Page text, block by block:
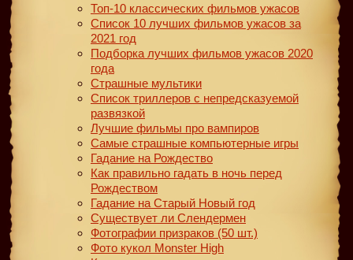
Топ-10 классических фильмов ужасов
Список 10 лучших фильмов ужасов за
2021 год
Подборка лучших фильмов ужасов 2020
года
Страшные мультики
Список триллеров с непредсказуемой
развязкой
Лучшие фильмы про вампиров
Самые страшные компьютерные игры
Гадание на Рождество
Как правильно гадать в ночь перед
Рождеством
Гадание на Старый Новый год
Существует ли Слендермен
Фотографии призраков (50 шт.)
Фото кукол Monster High